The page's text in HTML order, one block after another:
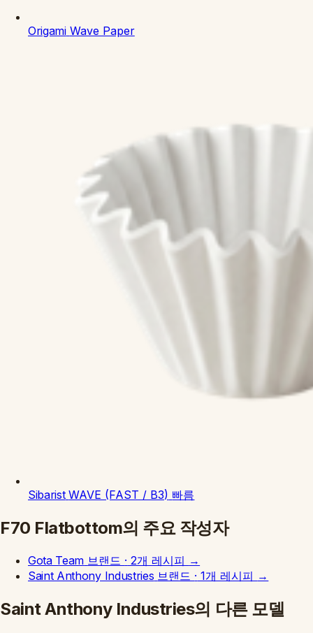
Origami Wave Paper
Sibarist WAVE (FAST / B3) 빠름
F70 Flatbottom의 주요 작성자
Gota Team 브랜드 · 2개 레시피 →
Saint Anthony Industries 브랜드 · 1개 레시피 →
Saint Anthony Industries의 다른 모델